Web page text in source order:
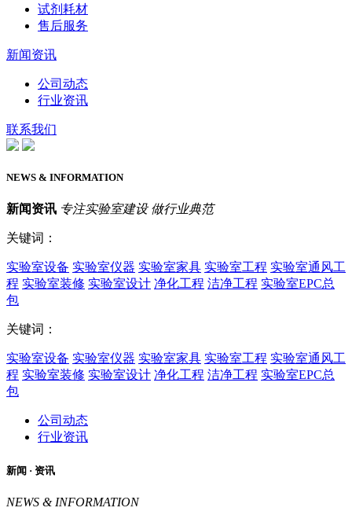
试剂耗材
售后服务
新闻资讯
公司动态
行业资讯
联系我们
NEWS & INFORMATION
新闻资讯 专注实验室建设 做行业典范
关键词：
实验室设备 实验室仪器 实验室家具 实验室工程 实验室通风工
程 实验室装修 实验室设计 净化工程 洁净工程 实验室EPC总
包
关键词：
实验室设备 实验室仪器 实验室家具 实验室工程 实验室通风工
程 实验室装修 实验室设计 净化工程 洁净工程 实验室EPC总
包
公司动态
行业资讯
新闻 · 资讯
NEWS & INFORMATION